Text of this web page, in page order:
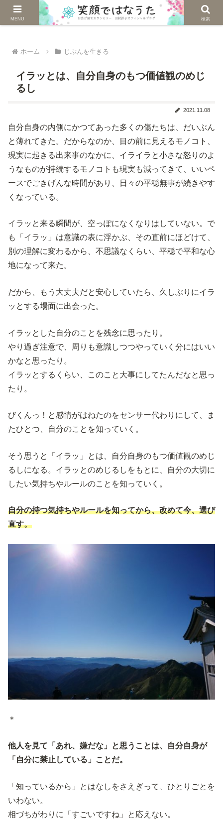
じぶんを生きる。自然に生きる。
ホーム じぶんを生きる
イラッとは、自分自身のもつ価値観のめじ
るし
2021.11.08
自分自身の内側にかつてあった多くの傷たちは、だいぶん
と薄れてきた。だからなのか、目の前に見えるモノコト、
現実に起きる出来事のなかに、イライラと小さな怒りのよ
うなものが持続するモノコトも現実も減ってきて、いいペ
ースでごきげんな時間があり、日々の平穏無事が続きやす
くなっている。
イラッと来る瞬間が、空っぽになくなりはしていない。で
も「イラッ」は意識の表に浮かぶ、その直前にほどけて、
別の理解に変わるから、不思議なくらい、平穏で平和な心
地になって来た。
だから、もう大丈夫だと安心していたら、久しぶりにイラ
ッとする場面に出会った。
イラッとした自分のことを残念に思ったり。
やり過ぎ注意で、周りも意識しつつやっていく分にはいい
かなと思ったり。
イラッとするくらい、このこと大事にしてたんだなと思っ
たり。
びくんっ！と感情がはねたのをセンサー代わりにして、ま
たひとつ、自分のことを知っていく。
そう思うと「イラッ」とは、自分自身のもつ価値観のめじ
るしになる。イラッとのめじるしをもとに、自分の大切に
したい気持ちやルールのことを知っていく。
自分の持つ気持ちやルールを知ってから、改めて今、選び
直す。
＊
他人を見て「あれ、嫌だな」と思うことは、自分自身が
「自分に禁止している」ことだ。
「知っているから」とはなしをさえぎって、ひとりごとを
いわない。
相づちがわりに「すごいですね」と応えない。
MENU 検索